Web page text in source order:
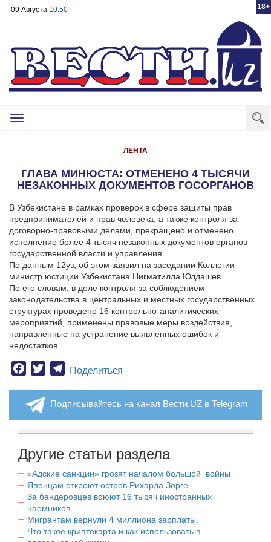
18+
09 Августа 10:50
Toggle
ЛЕНТА
ГЛАВА МИНЮСТА: ОТМЕНЕНО 4 ТЫСЯЧИ
НЕЗАКОННЫХ ДОКУМЕНТОВ ГОСОРГАНОВ
В Узбекистане в рамках проверок в сфере защиты прав
предпринимателей и прав человека, а также контроля за
договорно-правовыми делами, прекращено и отменено
исполнение более 4 тысяч незаконных документов органов
государственной власти и управления.
По данным 12уз, об этом заявил на заседании Коллегии
министр юстиции Узбекистана Нигматилла Юлдашев.
По его словам, в деле контроля за соблюдением
законодательства в центральных и местных государственных
структурах проведено 16 контрольно-аналитических
мероприятий, применены правовые меры воздействия,
направленные на устранение выявленных ошибок и
недостатков.
Facebook
TwitterTelegram
Поделиться
Подписывайтесь на канал Вести.UZ в Telegram
Другие статьи раздела
«Адские санкции» грозят началом большой войны
Японцам откроют остров Рихарда Зорге
За бандеровцев воюют 16 тысяч иностранных
наемников.
Мигрантам вернули 4 миллиона зарплаты.
Что такое криптокарта и как использовать в